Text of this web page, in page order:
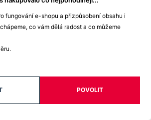
fungování e-shopu a přizpůsobení obsahu i
co vám dělá radost a co můžeme
POVOLIT